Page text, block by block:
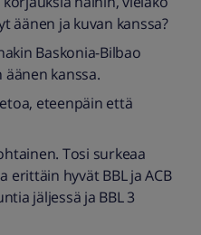
äänen ja kuvan kanssa?
Baskonia-Bilbao
äänen kanssa.
eteenpäin että
Tosi surkeaa
hyvät BBL ja ACB
jäljessä ja BBL 3